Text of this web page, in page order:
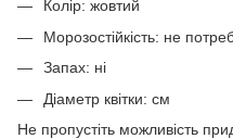
Колір: жовтий
Морозостійкість: не
Запах: ні
Діаметр квітки: см
Не пропустіть можливість